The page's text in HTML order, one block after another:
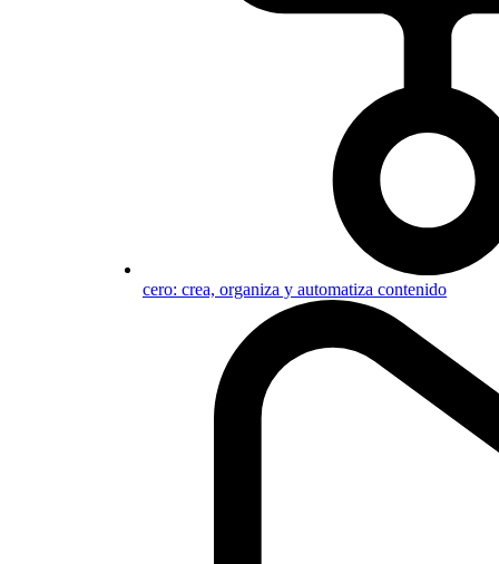
cero: crea, organiza y automatiza contenido